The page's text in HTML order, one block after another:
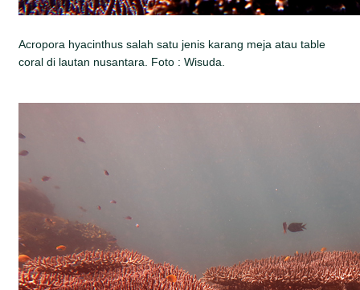
Acropora hyacinthus salah satu jenis karang meja atau table
coral di lautan nusantara. Foto : Wisuda.